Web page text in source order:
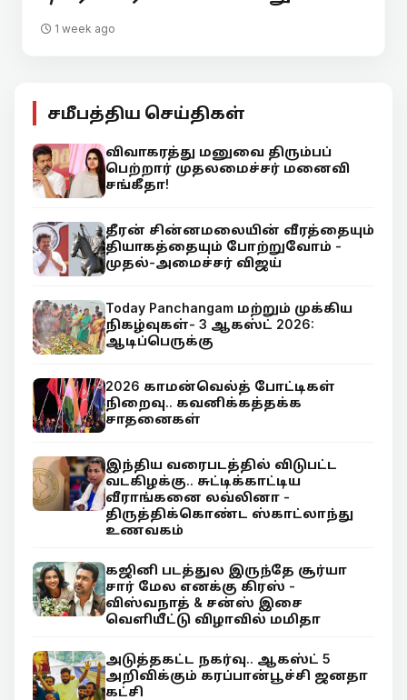
1 week ago
சமீபத்திய செய்திகள்
விவாகரத்து மனுவை திரும்பப்
பெற்றார் முதலமைச்சர் மனைவி
சங்கீதா!
தீரன் சின்னமலையின் வீரத்தையும்
தியாகத்தையும் போற்றுவோம் -
முதல்-அமைச்சர் விஜய்
Today Panchangam மற்றும் முக்கிய
நிகழ்வுகள்- 3 ஆகஸ்ட் 2026:
ஆடிப்பெருக்கு
2026 காமன்வெல்த் போட்டிகள்
நிறைவு.. கவனிக்கத்தக்க
சாதனைகள்
இந்திய வரைபடத்தில் விடுபட்ட
வடகிழக்கு.. சுட்டிக்காட்டிய
வீராங்கனை லவ்லினா -
திருத்திக்கொண்ட ஸ்காட்லாந்து
உணவகம்
கஜினி படத்துல இருந்தே சூர்யா
சார் மேல எனக்கு கிரஸ் -
விஸ்வநாத் & சன்ஸ் இசை
வெளியீட்டு விழாவில் மமிதா
அடுத்தகட்ட நகர்வு.. ஆகஸ்ட் 5
அறிவிக்கும் கரப்பான்பூச்சி ஜனதா
கட்சி